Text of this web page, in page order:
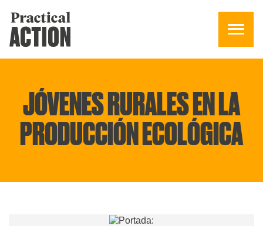
JÓVENES RURALES EN LA
PRODUCCIÓN ECOLÓGICA